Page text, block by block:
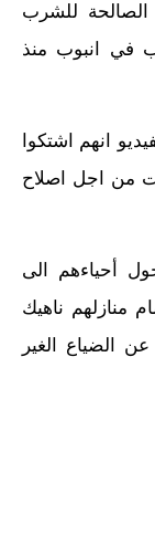
للشرب
في انبوب منذ
انهم اشتكوا
من اجل اصلاح
أحياءهم الى
منازلهم ناهيك
الضياع الغير